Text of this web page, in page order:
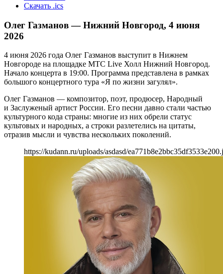
Скачать .ics
Олег Газманов — Нижний Новгород, 4 июня
2026
4 июня 2026 года Олег Газманов выступит в Нижнем
Новгороде на площадке МТС Live Холл Нижний Новгород.
Начало концерта в 19:00. Программа представлена в рамках
большого концертного тура «Я по жизни загулял».
Олег Газманов — композитор, поэт, продюсер, Народный
и Заслуженый артист России. Его песни давно стали частью
культурного кода страны: многие из них обрели статус
культовых и народных, а строки разлетелись на цитаты,
отразив мысли и чувства нескольких поколений.
https://kudann.ru/uploads/asdasd/